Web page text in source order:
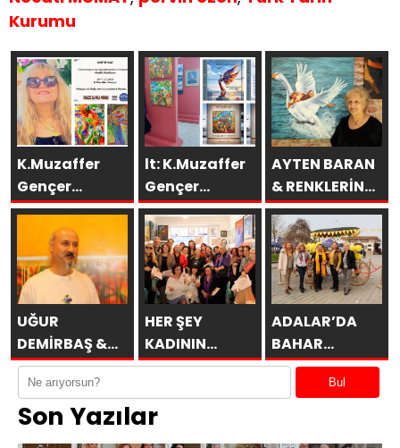
Kurumu
K.Muzaffer
Gençer
Eserleri
İtalya’da
lt: K.Muzaffer
Gençer
Esenboğa TAV
Galeri’de
SAKÜDER İle
AYTEN BARAN
& RENKLERİN
DİLİ
UĞUR
DEMİRBAŞ &
ÖBÜRKÜLER
HER ŞEY
KADININ
ESERİDİR
ADALAR’DA
BAHAR
MİMOZALARLA
Bul
Son Yazılar